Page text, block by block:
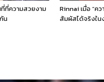
ที่ความสวยงาม
น
Rinnai เมื่อ “ค
สัมผัสได้จริงใน